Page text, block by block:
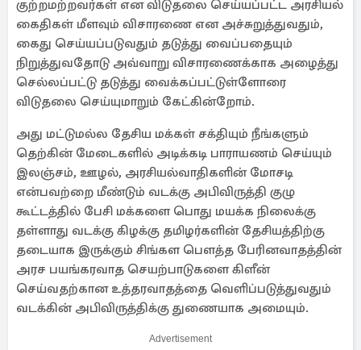
குற்றமற்றவர்கள் என விடுதலை செய்யப்பட்ட அரசியல்
கைதிகள் மீளவும் விசாரணை என அச்சுறுத்துவதும்,
கைது செய்யப்படுவதும் தடுத்து வைப்பதையும்
நிறுத்துவதோடு அவ்வாறு விசாரணைக்காக அழைத்து
செல்லப்பட்டு தடுத்து வைக்கப்பட்டுள்ளோரை
விடுதலை செய்யுமாறும் கேட்கின்றோம்.
அது மட்டுமல்ல தேசிய மக்கள் சக்தியும் நீங்களும்
தெற்கின் மேடைகளில் அடிக்கடி பாராயணம் செய்யும்
இலஞ்சம், ஊழல், அரசியல்வாதிகளின் மோசடி
என்பவற்றை மீண்டும் வடக்கு அபிவிருத்தி குழு
கூட்டத்தில் பேசி மக்களை பொது மயக்க நிலைக்கு
தள்ளாது வடக்கு கிழக்கு தமிழர்களின் தேசியத்திற்கு
தடையாக இருக்கும் சிங்கள பௌத்த பேரினவாதத்தின்
அரச பயங்கரவாத செயற்பாடுகளை கிளீன்
செய்வதற்கான உத்தரவாதத்தை வெளிப்படுத்துவதும்
வடக்கின் அபிவிருத்திக்கு துணையாக அமையும்.
Advertisement